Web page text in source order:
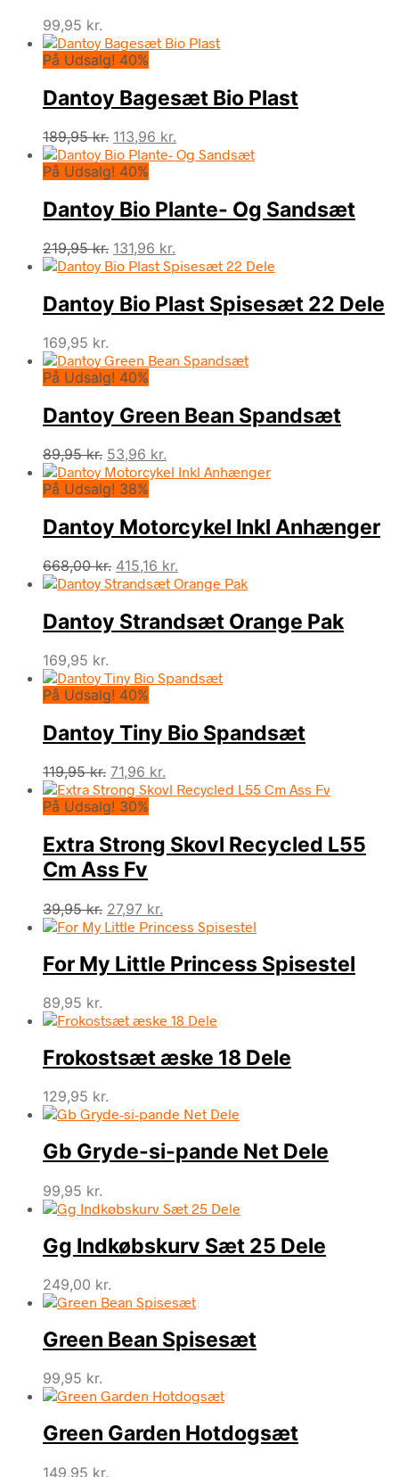
99,95 kr.
På Udsalg! 40%
Dantoy Bagesæt Bio Plast
189,95kr. Den
oprindelige
pris
189,95 kr..
113,96 kr.
aktuelle
113,96 kr..
På Udsalg! 40%
Dantoy Bio Plante- Og Sandsæt
219,95kr. Den
oprindelige
var:
219,95 kr..
131,96 kr.
aktuelle
er:
131,96 kr..
Dantoy Bio Plast Spisesæt 22 Dele
169,95 kr.
På Udsalg! 40%
Dantoy Green Bean Spandsæt
89,95kr. Den
oprindelige
pris
89,95 kr..
53,96 kr.
aktuelle
53,96 kr..
På Udsalg! 38%
Dantoy Motorcykel Inkl Anhænger
668,00kr. Den
oprindelige
var:
668,00 kr..
415,16 kr.
aktuelle
er:
415,16 kr..
Dantoy Strandsæt Orange Pak
169,95 kr.
På Udsalg! 40%
Dantoy Tiny Bio Spandsæt
119,95kr. Den
oprindelige
pris
119,95 kr..
71,96 kr.
aktuelle
71,96 kr..
På Udsalg! 30%
Extra Strong Skovl Recycled L55
Cm Ass Fv
39,95kr. Den
oprindelige
var:
39,95 kr..
27,97 kr.
aktuelle
er:
27,97 kr..
For My Little Princess Spisestel
89,95 kr.
Frokostsæt æske 18 Dele
129,95 kr.
Gb Gryde-si-pande Net Dele
99,95 kr.
Gg Indkøbskurv Sæt 25 Dele
249,00 kr.
Green Bean Spisesæt
99,95 kr.
Green Garden Hotdogsæt
149,95 kr.